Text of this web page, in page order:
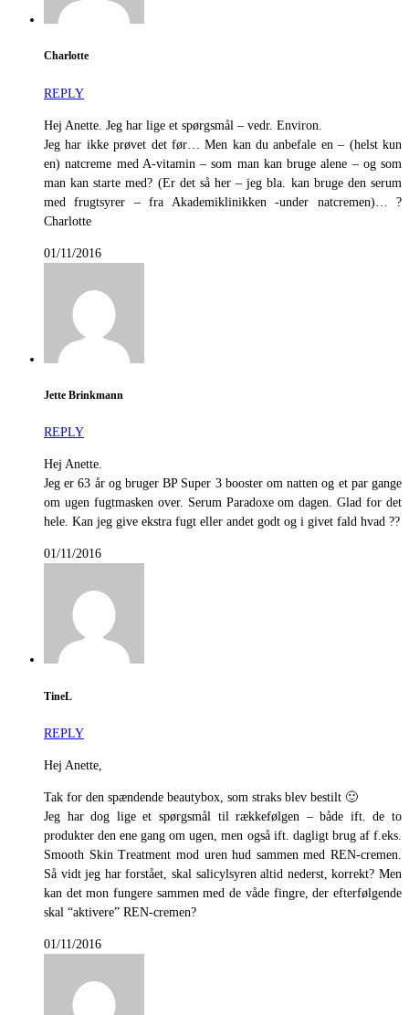
Charlotte
REPLY
Hej Anette. Jeg har lige et spørgsmål – vedr. Environ.
Jeg har ikke prøvet det før… Men kan du anbefale en – (helst kun
en) natcreme med A-vitamin – som man kan bruge alene – og som
man kan starte med? (Er det så her – jeg bla. kan bruge den serum
med frugtsyrer – fra Akademiklinikken -under natcremen)… ?
Charlotte
01/11/2016
Jette Brinkmann
REPLY
Hej Anette.
Jeg er 63 år og bruger BP Super 3 booster om natten og et par gange
om ugen fugtmasken over. Serum Paradoxe om dagen. Glad for det
hele. Kan jeg give ekstra fugt eller andet godt og i givet fald hvad ??
01/11/2016
TineL
REPLY
Hej Anette,
Tak for den spændende beautybox, som straks blev bestilt 🙂
Jeg har dog lige et spørgsmål til rækkefølgen – både ift. de to
produkter den ene gang om ugen, men også ift. dagligt brug af f.eks.
Smooth Skin Treatment mod uren hud sammen med REN-cremen.
Så vidt jeg har forstået, skal salicylsyren altid nederst, korrekt? Men
kan det mon fungere sammen med de våde fingre, der efterfølgende
skal “aktivere” REN-cremen?
01/11/2016